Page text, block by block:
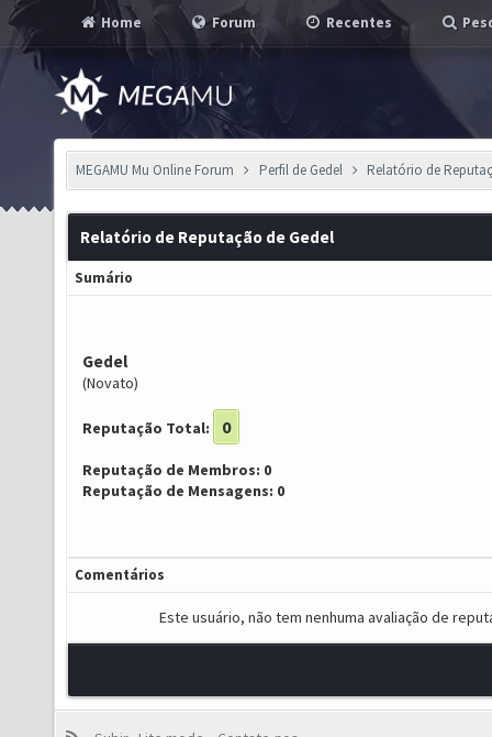
Home Forum Recentes
MEGAMU Mu Online Forum Perfil de Gedel Relatório de
Relatório de Reputação de Gedel
Sumário
Gedel
(Novato)
Reputação Total: 0
Reputação de Membros: 0
Reputação de Mensagens: 0
Comentários
Este usuário, não tem nenhuma avaliação de